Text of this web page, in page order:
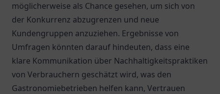
möglicherweise als Chance gesehen, um sich von
der Konkurrenz abzugrenzen und neue
Kundengruppen anzuziehen. Ergebnisse von
Umfragen könnten darauf hindeuten, dass eine
klare Kommunikation über Nachhaltigkeitspraktiken
von Verbrauchern geschätzt wird, was den
Gastronomiebetrieben helfen kann, Vertrauen